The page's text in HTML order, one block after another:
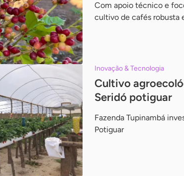
Com apoio técnico e
cultivo de cafés robusta
Inovação & Tecnologia
Cultivo
Seridó potiguar
Fazenda Tupinambá
Potiguar